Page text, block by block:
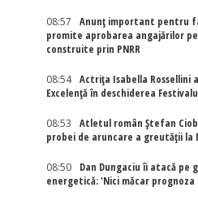
08:57
Anunț important pentru
promite aprobarea angajărilor
construite prin PNRR
08:54
Actriţa Isabella Rossellini
Excelenţă în deschiderea
08:53
Atletul român Ștefan
probei de aruncare a greutății la
08:50
Dan Dungaciu îi atacă pe
energetică: 'Nici măcar